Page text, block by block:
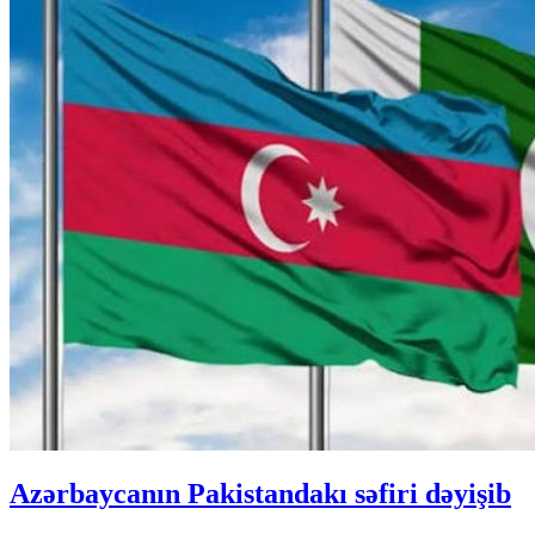
Azərbaycanın Pakistandakı səfiri dəyişib